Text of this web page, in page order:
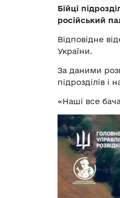
Бійці
російський
Відповідне
України.
За даними
підрозділів і
«Наші все